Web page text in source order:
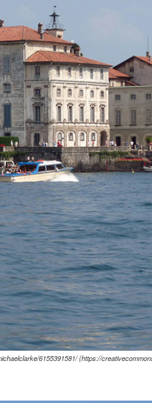
6155391581/ (https://